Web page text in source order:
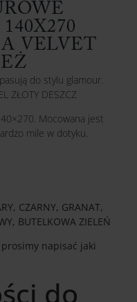
VELVET
do stylu glamour.
ZŁOTY DESZCZ
Mocowana jest
mile w dotyku.
CZARNY, GRANAT,
BUTELKOWA ZIELEŃ
napisać jaki
do